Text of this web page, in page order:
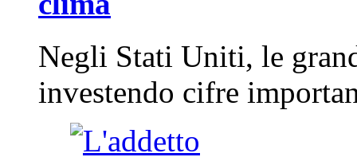
Negli Stati Uniti, le
investendo cifre